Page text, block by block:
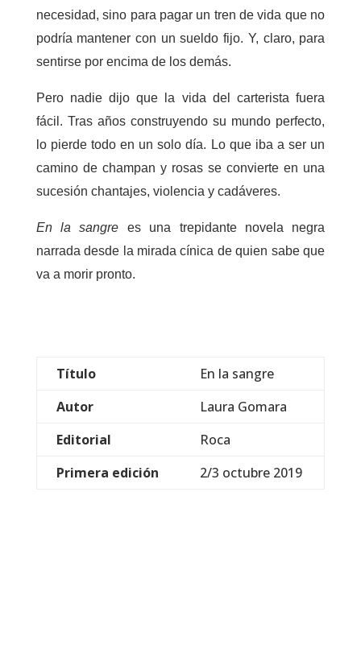
necesidad, sino para pagar un tren de vida que no
podría mantener con un sueldo fijo. Y, claro, para
sentirse por encima de los demás.
Pero nadie dijo que la vida del carterista fuera
fácil. Tras años construyendo su mundo perfecto,
lo pierde todo en un solo día. Lo que iba a ser un
camino de champan y rosas se convierte en una
sucesión chantajes, violencia y cadáveres.
En la sangre es una trepidante novela negra
narrada desde la mirada cínica de quien sabe que
va a morir pronto.
Título
En la sangre
Autor
Laura Gomara
Editorial
Roca
Primera edición
2/3 octubre 2019